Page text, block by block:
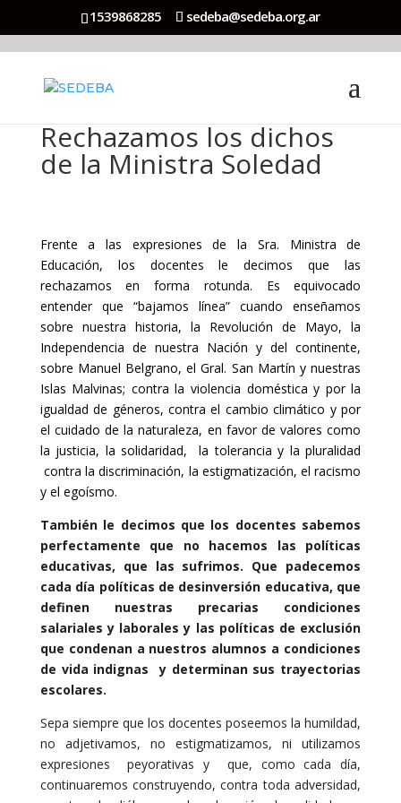
1539868285 sedeba@sedeba.org.ar
Rechazamos los dichos
de la Ministra Soledad
Frente a las expresiones de la Sra. Ministra de
Educación, los docentes le decimos que las
rechazamos en forma rotunda. Es equivocado
entender que “bajamos línea” cuando enseñamos
sobre nuestra historia, la Revolución de Mayo, la
Independencia de nuestra Nación y del continente,
sobre Manuel Belgrano, el Gral. San Martín y nuestras
Islas Malvinas; contra la violencia doméstica y por la
igualdad de géneros, contra el cambio climático y por
el cuidado de la naturaleza, en favor de valores como
la justicia, la solidaridad, la tolerancia y la pluralidad
contra la discriminación, la estigmatización, el racismo
y el egoísmo.
También le decimos que los docentes sabemos
perfectamente que no hacemos las políticas
educativas, que las sufrimos. Que padecemos
cada día políticas de desinversión educativa, que
definen nuestras precarias condiciones
salariales y laborales y las políticas de exclusión
que condenan a nuestros alumnos a condiciones
de vida indignas y determinan sus trayectorias
escolares.
Sepa siempre que los docentes poseemos la humildad,
no adjetivamos, no estigmatizamos, ni utilizamos
expresiones peyorativas y que, como cada día,
continuaremos construyendo, contra toda adversidad,